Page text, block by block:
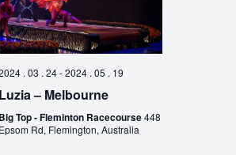
Évènements
. 03 . 24-2024 . 05 . 19
Luzia – Melbourne
Big Top - Fleminton Racecourse448
Epsom Rd, Flemington, Australia